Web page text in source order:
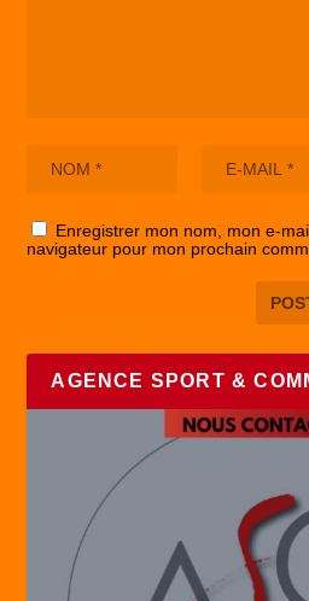
Enregistrer mon nom, mon e-
navigateur pour mon prochain
AGENCE SPORT &